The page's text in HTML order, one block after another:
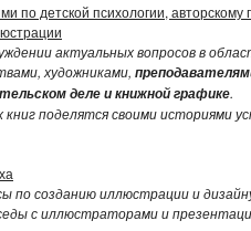
по детской психологии, авторскому
актуальных вопросов в
художниками,
деле и книжной графике.
поделятся своими историями
по созданию иллюстрации и
с иллюстраторами и